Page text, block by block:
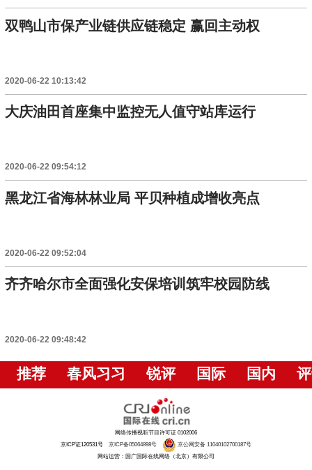
双鸭山市保产业链供应链稳定 赢回主动权
2020-06-22 10:13:42
大庆油田首座集中监控无人值守站库运行
2020-06-22 09:54:12
黑龙江省海林林业局 平贝种植成增收亮点
2020-06-22 09:52:04
齐齐哈尔市全面强化安保培训筑牢校园防线
2020-06-22 09:48:42
推荐 春风习习 锐评 国际 国内
网络传播视听节目许可证 0102006
京ICP证120531号 京ICP备05064898号
京公网安备 11040102700187号
网站运营：国广国际在线网络（北京）有限公司